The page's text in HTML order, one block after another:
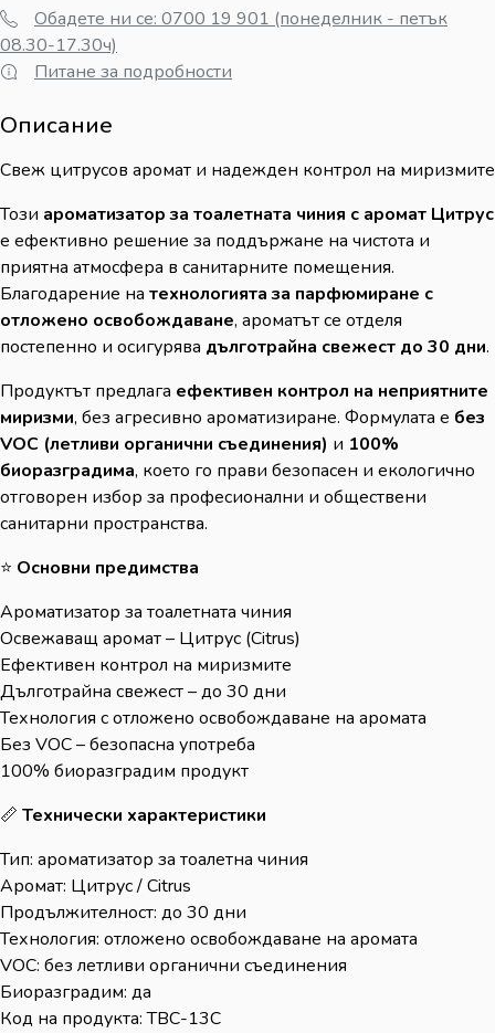
Обадете ни се: 0700 19 901 (понеделник - петък
08.30-17.30ч)
Питане за подробности
Описание
Свеж цитрусов аромат и надежден контрол на миризмите
Този ароматизатор за тоалетната чиния с аромат Цитрус
е ефективно решение за поддържане на чистота и
приятна атмосфера в санитарните помещения.
Благодарение на технологията за парфюмиране с
отложено освобождаване, ароматът се отделя
постепенно и осигурява дълготрайна свежест до 30 дни.
Продуктът предлага ефективен контрол на неприятните
миризми, без агресивно ароматизиране. Формулата е без
VOC (летливи органични съединения) и 100%
биоразградима, което го прави безопасен и екологично
отговорен избор за професионални и обществени
санитарни пространства.
⭐ Основни предимства
Ароматизатор за тоалетната чиния
Освежаващ аромат – Цитрус (Citrus)
Ефективен контрол на миризмите
Дълготрайна свежест – до 30 дни
Технология с отложено освобождаване на аромата
Без VOC – безопасна употреба
100% биоразградим продукт
📏 Технически характеристики
Тип: ароматизатор за тоалетна чиния
Аромат: Цитрус / Citrus
Продължителност: до 30 дни
Технология: отложено освобождаване на аромата
VOC: без летливи органични съединения
Биоразградим: да
Код на продукта: TBC-13C